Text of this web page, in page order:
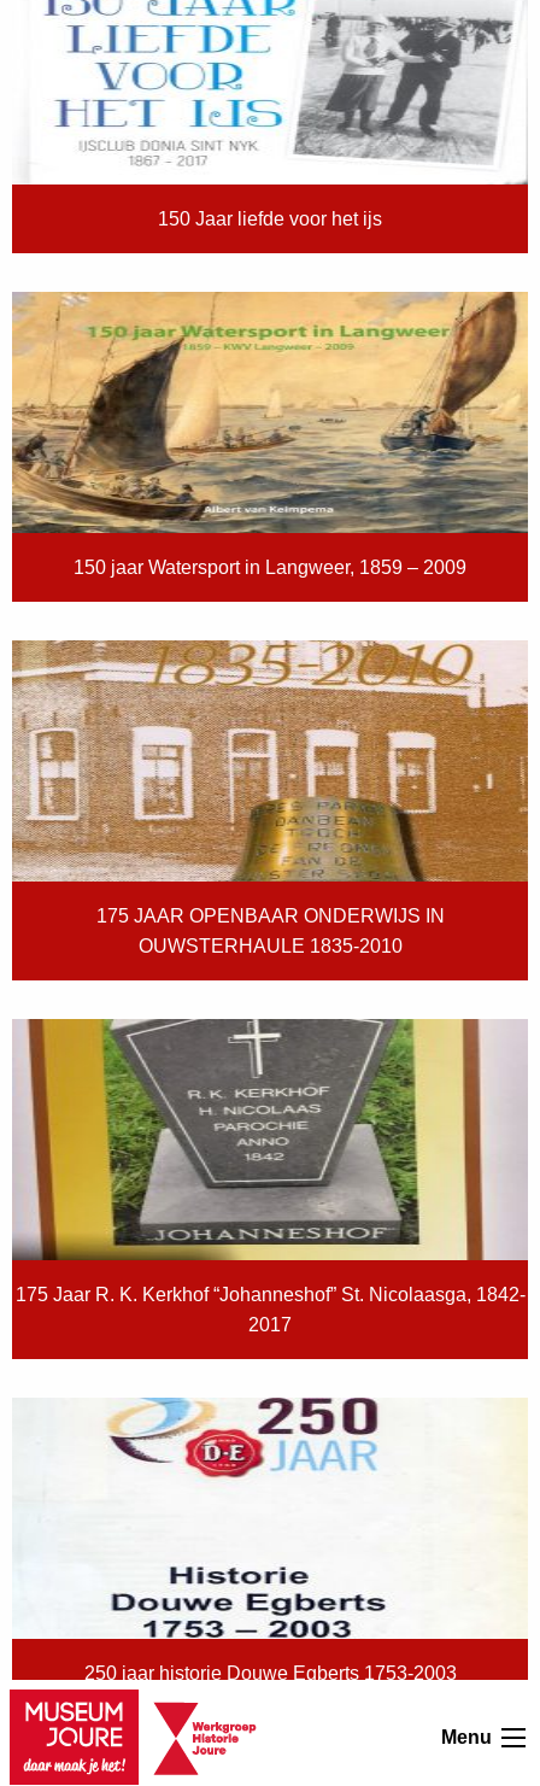
Menu
150 Jaar liefde voor het ijs
150 jaar Watersport in Langweer, 1859 – 2009
175 JAAR OPENBAAR ONDERWIJS IN
OUWSTERHAULE 1835-2010
175 Jaar R. K. Kerkhof “Johanneshof” St. Nicolaasga, 1842-
2017
250 jaar historie Douwe Egberts 1753-2003